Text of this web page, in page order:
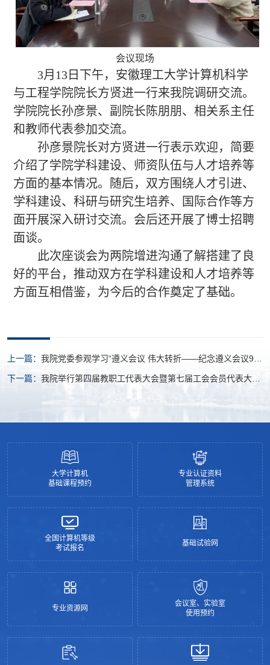
会议现场
3月13日下午，安徽理工大学计算机科学
与工程学院院长方贤进一行来我院调研交流。
学院院长孙彦景、副院长陈朋朋、相关系主任
和教师代表参加交流。
孙彦景院长对方贤进一行表示欢迎，简要
介绍了学院学科建设、师资队伍与人才培养等
方面的基本情况。随后，双方围绕人才引进、
学科建设、科研与研究生培养、国际合作等方
面开展深入研讨交流。会后还开展了博士招聘
面谈。
此次座谈会为两院增进沟通了解搭建了良
好的平台， 推动双方在学科建设和 人才培养等
方面互相借鉴，为今后的合作奠定了基础。
上一篇： 我院党委参观学习“遵义会议 伟大转折——纪念遵义会议90
周年专题展览”
下一篇： 我院举行第四届教职工代表大会暨第七届工会会员代表大会
大学计算机
基础课程预约
专业认证资料
管理系统
全国计算机等级
考试报名
基础试验网
专业资源网
会议室、实验室
使用预约